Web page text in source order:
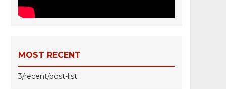
MOST RECENT
3/recent/post-list